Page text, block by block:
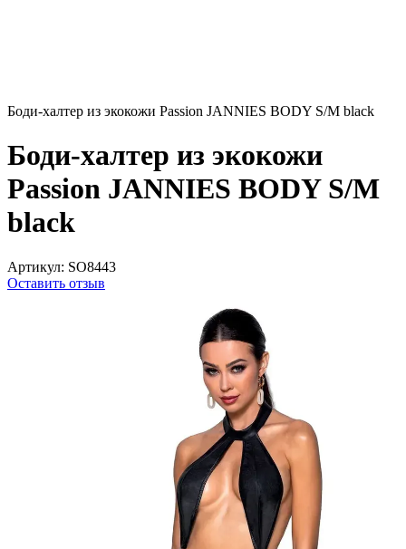
Боди-халтер из экокожи Passion JANNIES BODY S/M black
Боди-халтер из экокожи
Passion JANNIES BODY S/M
black
Артикул: SO8443
Оставить отзыв